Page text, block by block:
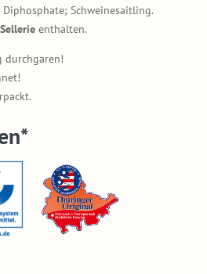
Schweinesaitling.
Sellerie enthalten.
durchgaren!